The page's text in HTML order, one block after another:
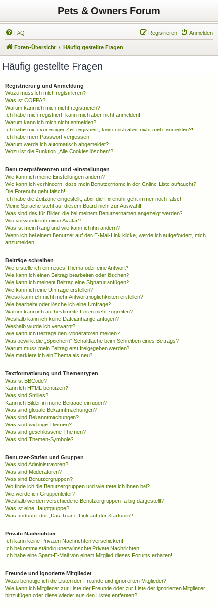
Pets & Owners Forum
FAQ Anmelden
Registrieren
Foren-Übersicht Häufig gestellte Fragen
Häufig gestellte Fragen
Registrierung und Anmeldung
Wozu muss ich mich registrieren?
Was ist COPPA?
Warum kann ich mich nicht registrieren?
Ich habe mich registriert, kann mich aber nicht anmelden!
Warum kann ich mich nicht anmelden?
Ich habe mich vor einiger Zeit registriert, kann mich aber nicht mehr anmelden?!
Ich habe mein Passwort vergessen!
Warum werde ich automatisch abgemeldet?
Wozu ist die Funktion „Alle Cookies löschen“?
Benutzerpräferenzen und -einstellungen
Wie kann ich meine Einstellungen ändern?
Wie kann ich verhindern, dass mein Benutzername in der Online-Liste auftaucht?
Die Forenuhr geht falsch!
Ich habe die Zeitzone eingestellt, aber die Forenuhr geht immer noch falsch!
Meine Sprache steht auf diesem Board nicht zur Auswahl!
Was sind das für Bilder, die bei meinem Benutzernamen angezeigt werden?
Wie verwende ich einen Avatar?
Was ist mein Rang und wie kann ich ihn ändern?
Wenn ich bei einem Benutzer auf den E-Mail-Link klicke, werde ich aufgefordert, mich
anzumelden.
Beiträge schreiben
Wie erstelle ich ein neues Thema oder eine Antwort?
Wie kann ich einen Beitrag bearbeiten oder löschen?
Wie kann ich meinem Beitrag eine Signatur anfügen?
Wie kann ich eine Umfrage erstellen?
Wieso kann ich nicht mehr Antwortmöglichkeiten erstellen?
Wie bearbeite oder lösche ich eine Umfrage?
Warum kann ich auf bestimmte Foren nicht zugreifen?
Weshalb kann ich keine Dateianhänge anfügen?
Weshalb wurde ich verwarnt?
Wie kann ich Beiträge den Moderatoren melden?
Was bewirkt die „Speichern“-Schaltfläche beim Schreiben eines Beitrags?
Warum muss mein Beitrag erst freigegeben werden?
Wie markiere ich ein Thema als neu?
Textformatierung und Thementypen
Was ist BBCode?
Kann ich HTML benutzen?
Was sind Smilies?
Kann ich Bilder in meine Beiträge einfügen?
Was sind globale Bekanntmachungen?
Was sind Bekanntmachungen?
Was sind wichtige Themen?
Was sind geschlossene Themen?
Was sind Themen-Symbole?
Benutzer-Stufen und Gruppen
Was sind Administratoren?
Was sind Moderatoren?
Was sind Benutzergruppen?
Wo finde ich die Benutzergruppen und wie trete ich ihnen bei?
Wie werde ich Gruppenleiter?
Weshalb werden verschiedene Benutzergruppen farbig dargestellt?
Was ist eine Hauptgruppe?
Was bedeutet der „Das Team“-Link auf der Startseite?
Private Nachrichten
Ich kann keine Privaten Nachrichten verschicken!
Ich bekomme ständig unerwünschte Private Nachrichten!
Ich habe eine Spam-E-Mail von einem Mitglied dieses Forums erhalten!
Freunde und ignorierte Mitglieder
Wozu benötige ich die Listen der Freunde und ignorierten Mitglieder?
Wie kann ich Mitglieder zur Liste der Freunde oder zur Liste der ignorierten Mitglieder
hinzufügen oder diese wieder aus den Listen entfernen?